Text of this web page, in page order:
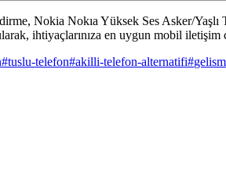
Nokia Nokıa Yüksek Ses Asker/
ihtiyaçlarınıza en uygun mobil iletişim
#tuslu-telefon#akilli-telefon-alternatifi#